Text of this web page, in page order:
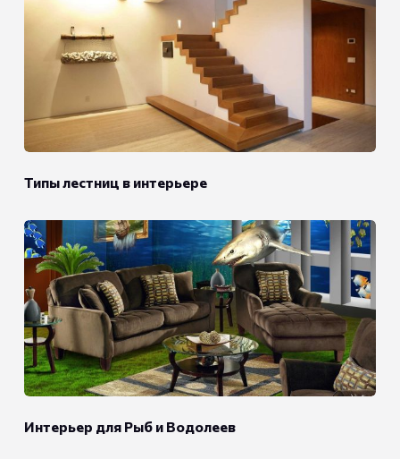
Типы лестниц в интерьере
Интерьер для Рыб и Водолеев